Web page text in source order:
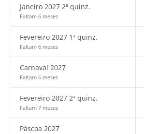
Janeiro 2027 2ª quinz.
Faltam 6 meses
Fevereiro 2027 1ª quinz.
Faltam 6 meses
Carnaval 2027
Faltam 6 meses
Fevereiro 2027 2ª quinz.
Faltam 7 meses
Páscoa 2027